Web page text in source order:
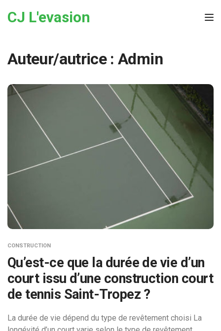
CJ L'evasion
Auteur/autrice :Admin
CONSTRUCTION
Qu’est-ce que la durée de vie d’un
court issu d’une construction court
de tennis Saint-Tropez ?
La durée de vie dépend du type de revêtement choisi La